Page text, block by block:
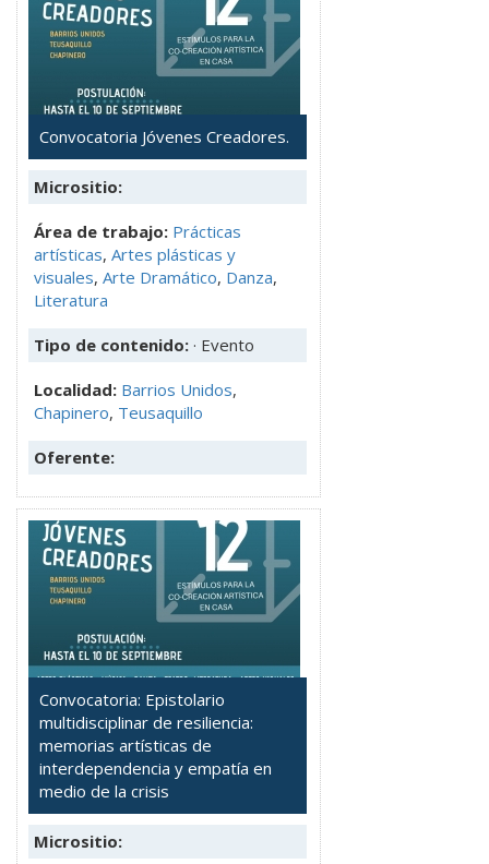
Convocatoria Jóvenes Creadores.
Micrositio:
Área de trabajo: Prácticas
artísticas, Artes plásticas y
visuales, Arte Dramático, Danza,
Literatura
Tipo de contenido: · Evento
Localidad: Barrios Unidos,
Chapinero, Teusaquillo
Oferente:
Convocatoria: Epistolario
multidisciplinar de resiliencia:
memorias artísticas de
interdependencia y empatía en
medio de la crisis
Micrositio: